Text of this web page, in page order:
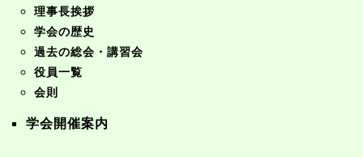
理事長挨拶
学会の歴史
過去の総会・講習会
役員一覧
会則
学会開催案内